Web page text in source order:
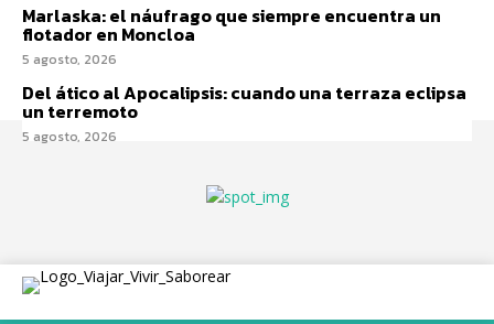
Marlaska: el náufrago que siempre encuentra un
flotador en Moncloa
5 agosto, 2026
Del ático al Apocalipsis: cuando una terraza eclipsa
un terremoto
5 agosto, 2026